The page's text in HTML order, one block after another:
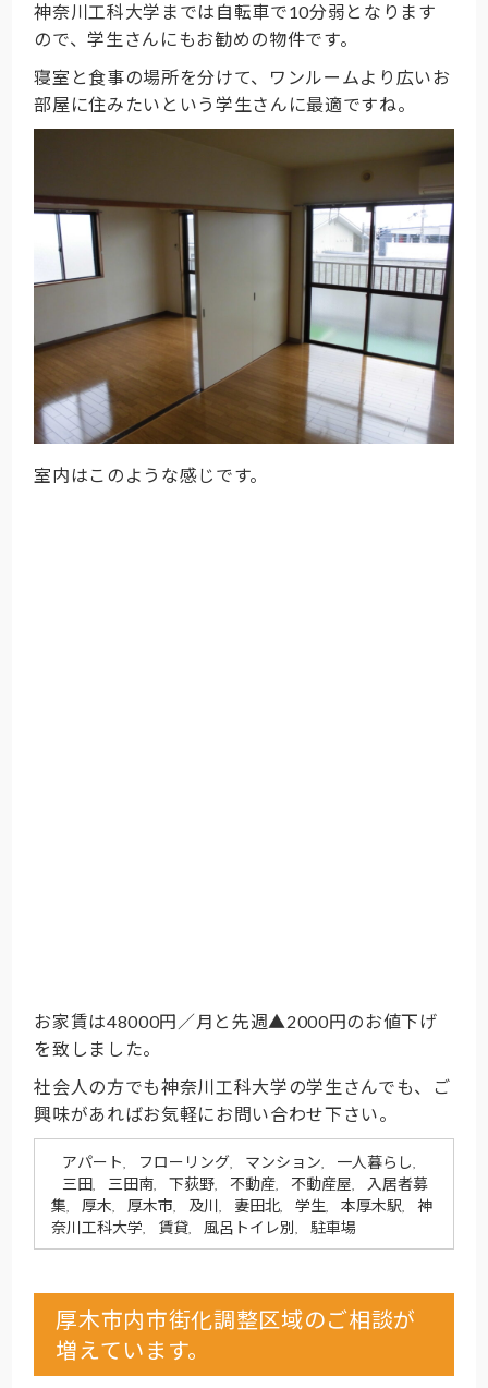
神奈川工科大学までは自転車で10分弱となります
ので、学生さんにもお勧めの物件です。
寝室と食事の場所を分けて、ワンルームより広いお
部屋に住みたいという学生さんに最適ですね。
室内はこのような感じです。
お家賃は48000円／月と先週▲2000円のお値下げ
を致しました。
社会人の方でも神奈川工科大学の学生さんでも、ご
興味があればお気軽にお問い合わせ下さい。
アパート, フローリング, マンション, 一人暮らし,
三田, 三田南, 下荻野, 不動産, 不動産屋,
入居者募
集, 厚木, 厚木市, 及川, 妻田北, 学生, 本厚木駅,
神
奈川工科大学, 賃貸, 風呂トイレ別, 駐車場
厚木市内市街化調整区域のご相談が
増えています。